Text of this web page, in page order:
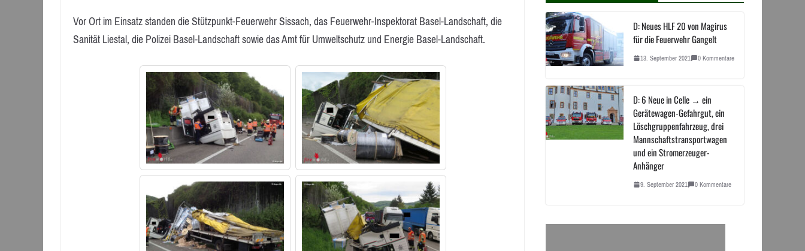
Vor Ort im Einsatz standen die Stützpunkt-Feuerwehr Sissach, das Feuerwehr-Inspektorat Basel-Landschaft, die
Sanität Liestal, die Polizei Basel-Landschaft sowie das Amt für Umweltschutz und Energie Basel-Landschaft.
D: Neues HLF 20 von Magirus
für die Feuerwehr Gangelt
13. September 2021 0 Kommentare
D: 6 Neue in Celle → ein
Gerätewagen-Gefahrgut, ein
Löschgruppenfahrzeug, drei
Mannschaftstransportwagen
und ein Stromerzeuger-
Anhänger
9. September 2021 0 Kommentare